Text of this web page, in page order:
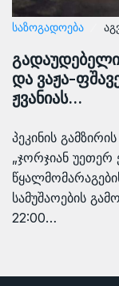
ᲡᲐᲖᲝᲒᲐᲓᲝᲔᲑᲐ
გადაუდებელი
და ვაჟა-
ჟვანიას…
პეკინის
„ჯორჯიან უეთერ
სამუშაოების
22:00…